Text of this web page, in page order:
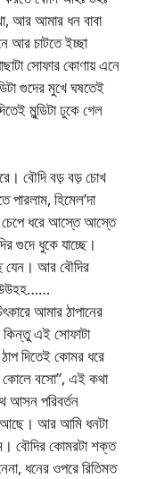
আর আমার ধন বাবা
আর চাটতে ইচ্ছা
সোফার কোণায় এনে
গুদের মুখে ঘষতেই
মুন্ডিটা ঢুকে গেল
বৌদি বড় বড় চোখ
হিমেল’দা
ধরে আস্তে আস্তে
গুদে ধুকে যাচ্ছে।
যেন। আর বৌদির
আমার ঠাপানের
কিন্তু এই সোফাটা
দিতেই কোমর ধরে
কোলে বসো”, এই কথা
আসন পরিবর্তন
আছে। আর আমি ধনটা
বৌদির কোমরটা শক্ত
ধনের ওপরে রিতিমত